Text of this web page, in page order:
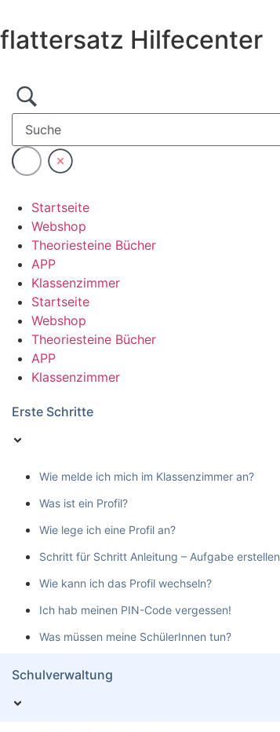
Inhalt
wechseln
flattersatz Hilfecenter
Startseite
Webshop
Theoriesteine Bücher
APP
Klassenzimmer
Startseite
Webshop
Theoriesteine Bücher
APP
Klassenzimmer
Erste Schritte
Wie melde ich mich im Klassenzimmer an?
Was ist ein Profil?
Wie lege ich eine Profil an?
Schritt für Schritt Anleitung – Aufgabe erstellen
Wie kann ich das Profil wechseln?
Ich hab meinen PIN-Code vergessen!
Was müssen meine SchülerInnen tun?
Schulverwaltung